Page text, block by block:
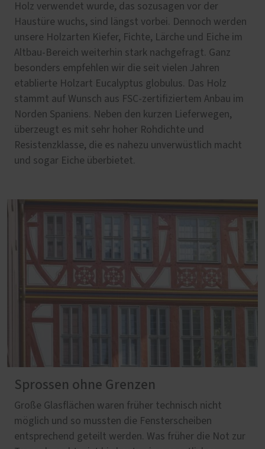
Holz verwendet wurde, das sozusagen vor der
Haustüre wuchs, sind längst vorbei. Dennoch werden
unsere Holzarten Kiefer, Fichte, Lärche und Eiche im
Altbau-Bereich weiterhin stark nachgefragt. Ganz
besonders empfehlen wir die seit vielen Jahren
etablierte Holzart Eucalyptus globulus. Das Holz
stammt auf Wunsch aus FSC-zertifiziertem Anbau im
Norden Spaniens. Neben den kurzen Lieferwegen,
überzeugt es mit sehr hoher Rohdichte und
Resistenzklasse, die es nahezu unverwüstlich macht
und sogar Eiche überbietet.
Sprossen ohne Grenzen
Große Glasflächen waren früher technisch nicht
möglich und so mussten die Fensterscheiben
entsprechend geteilt werden. Was früher die Not zur